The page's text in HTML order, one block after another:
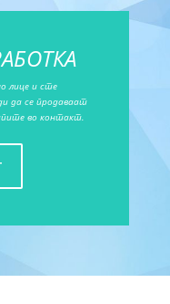
лице и сте
да се продаваат
во контакт.